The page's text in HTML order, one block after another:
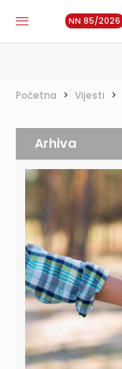
NN 85/2026
Početna > Vijesti >
Arhiva